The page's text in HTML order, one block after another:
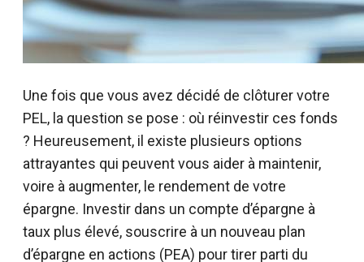
Une fois que vous avez décidé de clôturer votre
PEL, la question se pose : où réinvestir ces fonds
? Heureusement, il existe plusieurs options
attrayantes qui peuvent vous aider à maintenir,
voire à augmenter, le rendement de votre
épargne. Investir dans un compte d’épargne à
taux plus élevé, souscrire à un nouveau plan
d’épargne en actions (PEA) pour tirer parti du